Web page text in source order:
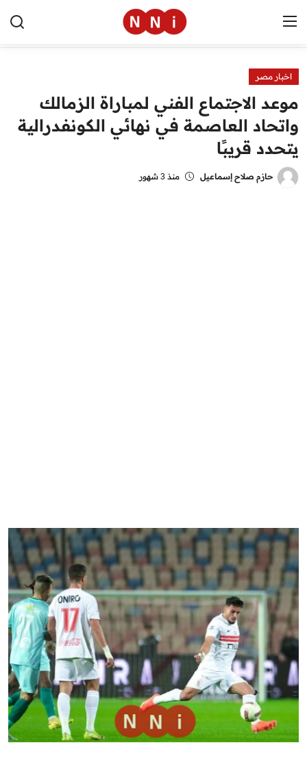
الرئيسية
اخبار مصر
العالم
الرياضة
اخبار مصر
موعد الاجتماع الفني لمباراة الزمالك
واتحاد العاصمة في نهائي الكونفدرالية
يتحدد قريبًا
حازم صلاح إسماعيل منذ 3 شهور